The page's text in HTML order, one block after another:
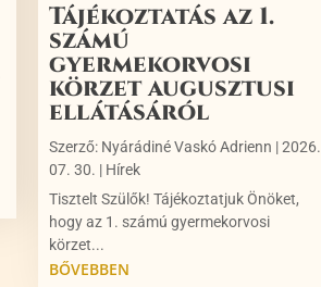
Tájékoztatás az 1.
számú
gyermekorvosi
körzet augusztusi
ellátásáról
Szerző: Nyárádiné Vaskó Adrienn |2026.
07. 30. | Hírek
Tisztelt Szülők! Tájékoztatjuk Önöket,
hogy az 1. számú gyermekorvosi
körzet...
BŐVEBBEN